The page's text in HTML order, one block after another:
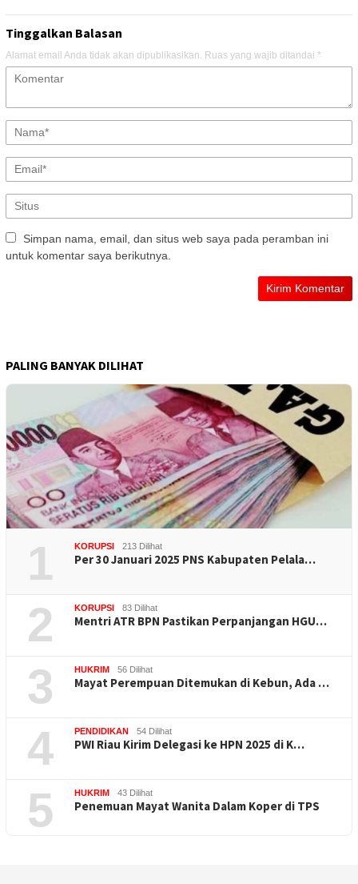
Tinggalkan Balasan
Alamat email Anda tidak akan dipublikasikan. Ruas yang wajib ditandai *
Simpan nama, email, dan situs web saya pada peramban ini
untuk komentar saya berikutnya.
PALING BANYAK DILIHAT
1 KORUPSI 213 Dilihat
Per 30 Januari 2025 PNS Kabupaten Pelala…
2 KORUPSI 83 Dilihat
Mentri ATR BPN Pastikan Perpanjangan HGU…
3 HUKRIM 56 Dilihat
Mayat Perempuan Ditemukan di Kebun, Ada …
4 PENDIDIKAN 54 Dilihat
PWI Riau Kirim Delegasi ke HPN 2025 di K…
5 HUKRIM 43 Dilihat
Penemuan Mayat Wanita Dalam Koper di TPS